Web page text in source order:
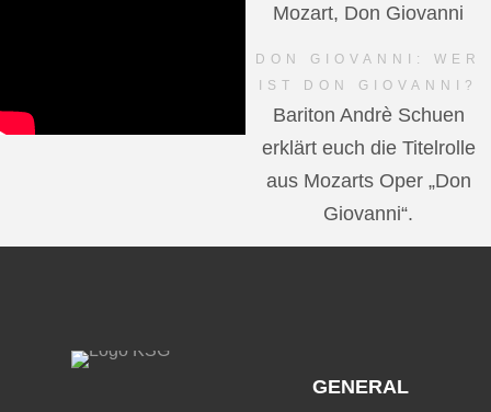
Mozart, Don Giovanni
DON GIOVANNI: WER
IST DON GIOVANNI?
Bariton Andrè Schuen
erklärt euch die Titelrolle
aus Mozarts Oper „Don
Giovanni“.
GENERAL